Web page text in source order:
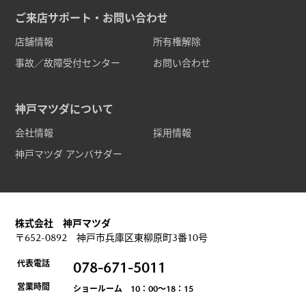
ご来店サポート・お問い合わせ
店舗情報
所有権解除
事故／故障受付センター
お問い合わせ
神戸マツダについて
会社情報
採用情報
神戸マツダ アンバサダー
株式会社 神戸マツダ
〒652-0892 神戸市兵庫区東柳原町3番10号
代表電話 078-671-5011
営業時間
ショールーム 10：00～18：15